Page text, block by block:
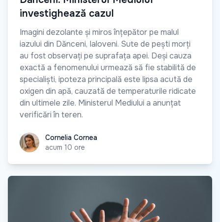
investighează cazul
Imagini dezolante și miros înțepător pe malul
iazului din Dănceni, Ialoveni. Sute de pești morți
au fost observați pe suprafața apei. Deși cauza
exactă a fenomenului urmează să fie stabilită de
specialiști, ipoteza principală este lipsa acută de
oxigen din apă, cauzată de temperaturile ridicate
din ultimele zile. Ministerul Mediului a anunțat
verificări în teren.
Cornelia Cornea
Cornelia Cornea
acum 10 ore